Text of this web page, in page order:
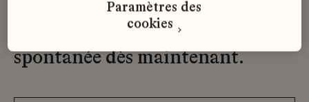
qui correspond à votre profil ?
Envoyez-nous votre candidature
spontanée dès maintenant.
Paramètres des
cookies